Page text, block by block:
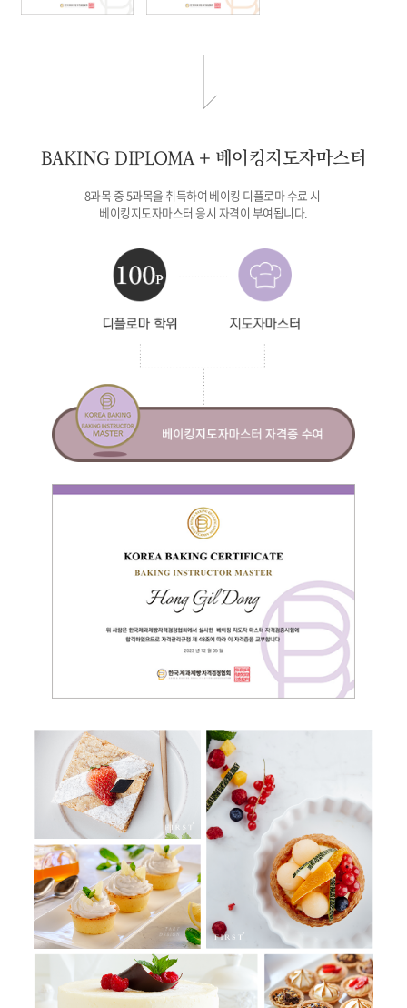
BAKING DIPLOMA + 베이킹지도자마스터
8과목 중 5과목을 취득하여 베이킹 디플로마 수료 시
베이킹지도자마스터 응시 자격이 부여됩니다.